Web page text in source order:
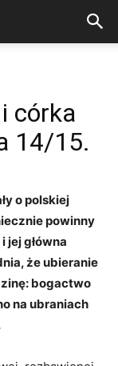
córka
14/15.
o polskiej
powinny
główna
że ubieranie
bogactwo
na ubraniach